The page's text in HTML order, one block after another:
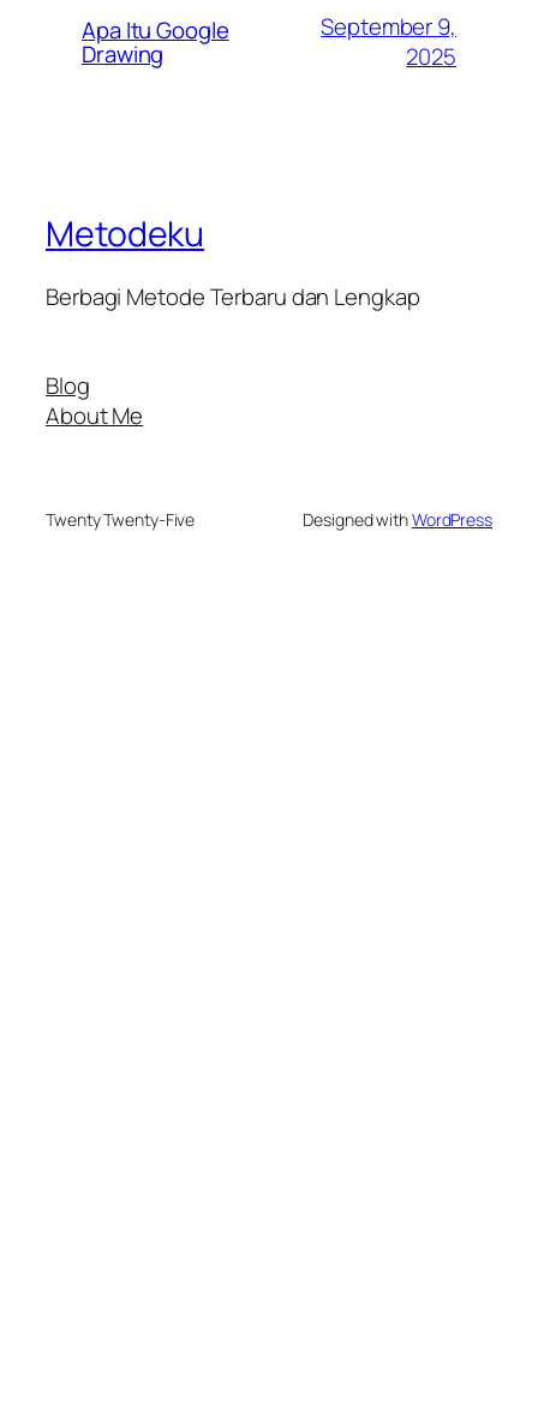
Apa Itu Google
Drawing
September 9,
2025
Metodeku
Berbagi Metode Terbaru dan Lengkap
Blog
About Me
Twenty Twenty-Five Designed withWordPress